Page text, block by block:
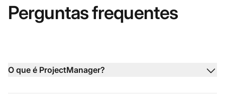
Perguntas frequentes
O que é ProjectManager?